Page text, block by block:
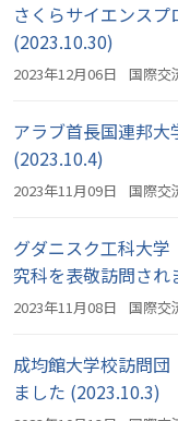
さくらサイエンス
(2023.10.30)
2023年12月06日 国際交
アラブ首長国連邦
(2023.10.4)
2023年11月09日 国際交
グダニスク工科大
究科を表敬訪問さ
2023年11月08日 国際交
成均館大学校訪問
ました (2023.10.3)